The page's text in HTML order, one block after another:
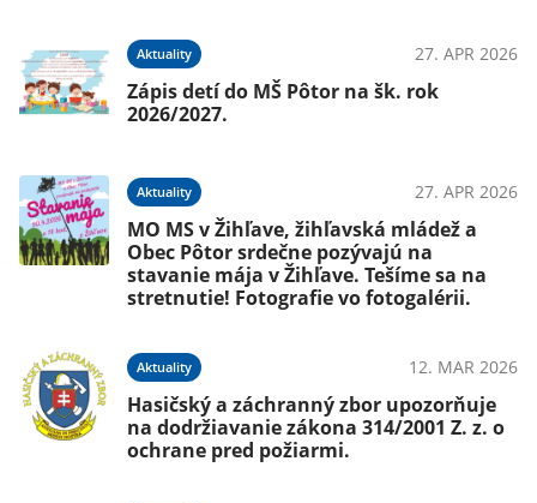
Aktuality 27. APR 2026
Zápis detí do MŠ Pôtor na šk. rok
2026/2027.
Aktuality 27. APR 2026
MO MS v Žihľave, žihľavská mládež a
Obec Pôtor srdečne pozývajú na
stavanie mája v Žihľave. Tešíme sa na
stretnutie! Fotografie vo fotogalérii.
Aktuality 12. MAR 2026
Hasičský a záchranný zbor upozorňuje
na dodržiavanie zákona 314/2001 Z. z. o
ochrane pred požiarmi.